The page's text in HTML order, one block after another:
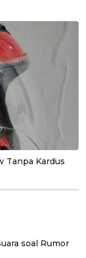
Tanpa Kardus
soal Rumor